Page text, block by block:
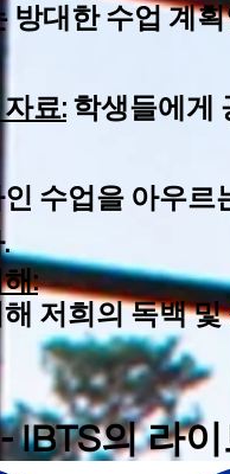
방대한 수업 계
료: 학생들에게
수업을 아우르
:
저희의 독백
IBTS의 라